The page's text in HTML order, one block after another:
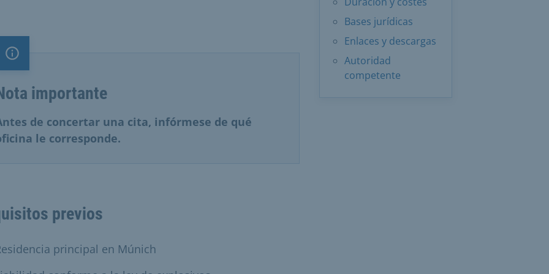
Bases jurídicas
Enlaces y descargas
Autoridad
competente
Nota importante
importante
de concertar una cita, infórmese de qué
le corresponde.
previos
principal en Múnich